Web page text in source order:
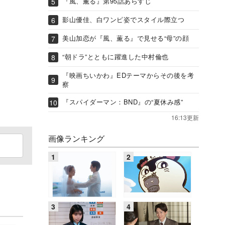
影山優佳、白ワンピ姿でスタイル際立つ
美山加恋が『風、薫る』で見せる“母”の顔
“朝ドラ”とともに躍進した中村倫也
『映画ちいかわ』EDテーマからその後を考
察
『スパイダーマン：BND』の“夏休み感”
16:13更新
画像ランキング